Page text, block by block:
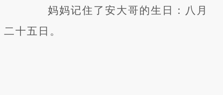
妈妈记住了安大哥的生日：八月
二十五日。